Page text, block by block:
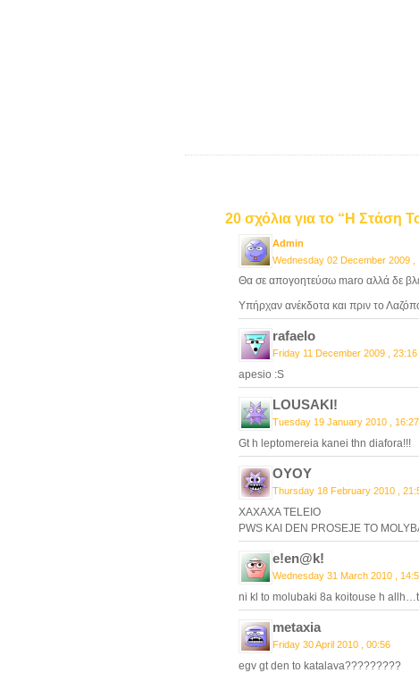
20 σχόλια για το “Η Στάση
Admin
Wednesday 02 December 2009 ,
Θα σε απογοητεύσω maro αλλά δε
Υπήρχαν ανέκδοτα και πριν το
rafaelo
Friday 11 December 2009 , 23:16
apesio :S
LOUSAKI!
Tuesday 19 January 2010 , 16:27
Gt h leptomereia kanei thn diafora!!!
OYOY
Thursday 18 February 2010 ,
XAXAXA TELEIO
PWS KAI DEN PROSEJE TO
e!en@k!
Wednesday 31 March 2010 ,
ni kl to molubaki 8a koitouse h
metaxia
Friday 30 April 2010 , 00:56
egv gt den to katalava?????????